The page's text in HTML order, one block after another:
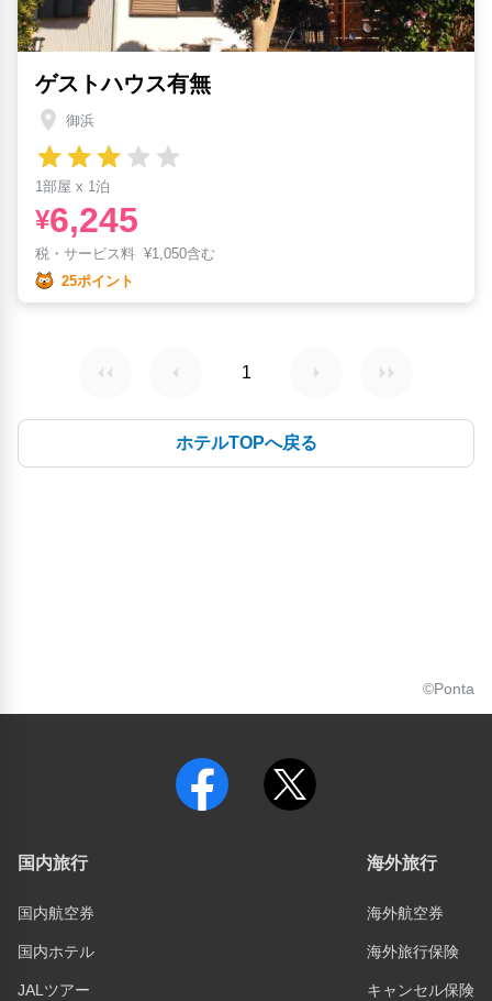
ゲストハウス有無
御浜
1部屋 x 1泊
¥6,245
税・サービス料 ¥1,050含む
25ポイント
1
ホテルTOPへ戻る
©Ponta
国内旅行
国内航空券
国内ホテル
JALツアー
海外旅行
海外航空券
海外旅行保険
キャンセル保険